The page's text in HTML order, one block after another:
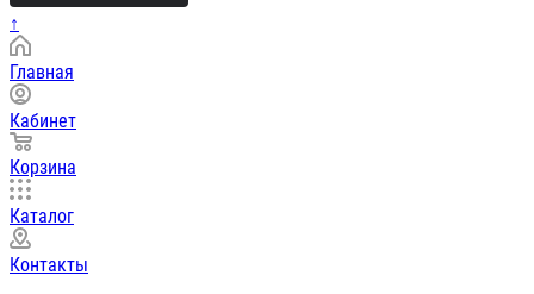
↑
Главная
Кабинет
Корзина
Каталог
Контакты